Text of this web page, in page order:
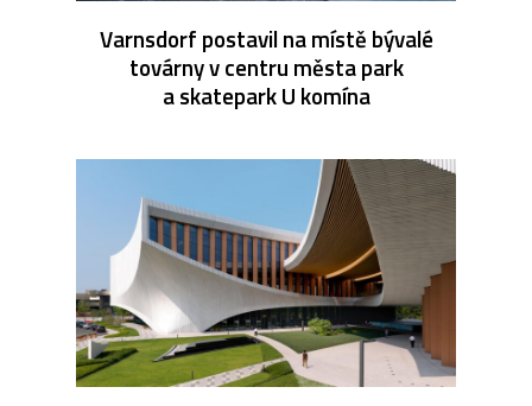
Varnsdorf postavil na místě bývalé
továrny v centru města park
a skatepark U komína